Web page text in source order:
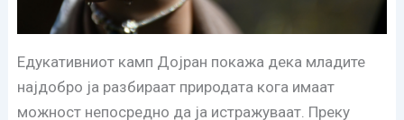
Едукативниот камп Дојран покажа дека младите
најдобро ја разбираат природата кога имаат
можност непосредно да ја истражуваат. Преку